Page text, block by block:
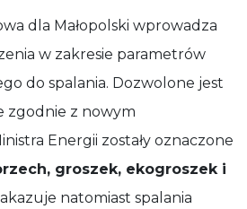
dla Małopolski wprowadza
w zakresie parametrów
do spalania. Dozwolone jest
zgodnie z nowym
Energii zostały oznaczone
groszek, ekogroszek i
natomiast spalania